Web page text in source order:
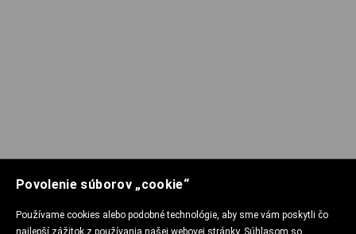
Povolenie súborov „cookie“
Používame cookies alebo podobné technológie, aby sme vám poskytli čo
najlepší zážitok z používania našej webovej stránky. Súhlasom so